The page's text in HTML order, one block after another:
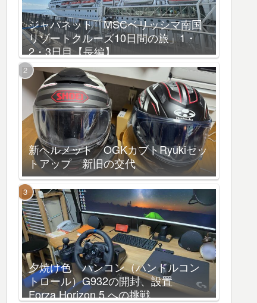
ジャパネット「MSCベリッシマ南国
リゾートクルーズ10日間の旅」1・
2・3日目【長編】
新ヘルメット OGKカブトRyukiセッ
トアップ 新旧の交代
夕焼け色 ハンコン（ハンドルコン
トロール）G932の開封、設置
Forza Horizon 5 への挑戦